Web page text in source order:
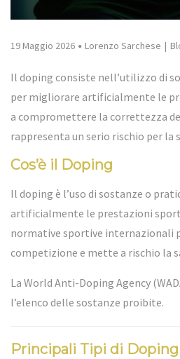
19 Maggio 2026 Lorenzo Sarchese
Il doping consiste nell’utilizzo di
per migliorare artificialmente le
a compromettere la correttezza
rappresenta un serio rischio per la
Cos’è il Doping
Il doping è l’uso di sostanze o
artificialmente le prestazioni
normative sportive internazionali
competizione e mette a rischio la
La World Anti-Doping Agency
l’elenco delle sostanze proibite.
Principali Tipi di Doping